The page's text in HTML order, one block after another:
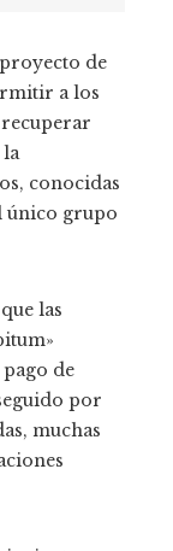
de
a los
la
conocidas
único grupo
las
de
por
muchas